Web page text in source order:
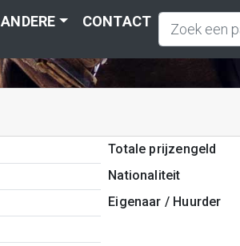
ANDERE CONTACT
Totale prijzengeld
Nationaliteit
Eigenaar / Huurder